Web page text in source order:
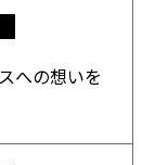
への想いを